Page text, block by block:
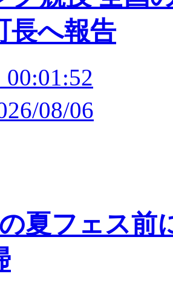
長へ報告
08/06
夏フェス前